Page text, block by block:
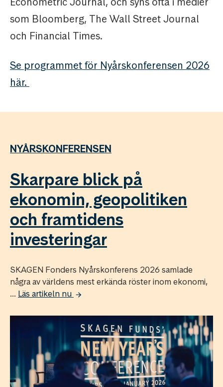
som Bloomberg, The Wall Street Journal
och Financial Times.
Se programmet för Nyårskonferensen 2026
här.
NYÅRSKONFERENSEN
Skarpare blick på
ekonomin, geopolitiken
och framtidens
investeringar
SKAGEN Fonders Nyårskonferens 2026 samlade
några av världens mest erkända röster inom ekonomi,
... Läs artikeln nu